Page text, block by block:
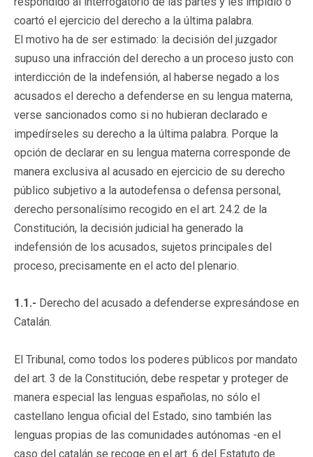
coartó el ejercicio del derecho a la última palabra.
El motivo ha de ser estimado: la decisión del juzgador
supuso una infracción del derecho a un proceso justo con
interdicción de la indefensión, al haberse negado a los
acusados el derecho a defenderse en su lengua materna,
verse sancionados como si no hubieran declarado e
impedírseles su derecho a la última palabra. Porque la
opción de declarar en su lengua materna corresponde de
manera exclusiva al acusado en ejercicio de su derecho
público subjetivo a la autodefensa o defensa personal,
derecho personalísimo recogido en el art. 24.2 de la
Constitución, la decisión judicial ha generado la
indefensión de los acusados, sujetos principales del
proceso, precisamente en el acto del plenario.
1.1.- Derecho del acusado a defenderse expresándose en
Catalán.
El Tribunal, como todos los poderes públicos por mandato
del art. 3 de la Constitución, debe respetar y proteger de
manera especial las lenguas españolas, no sólo el
castellano lengua oficial del Estado, sino también las
lenguas propias de las comunidades autónomas -en el
caso del catalán se recoge en el art. 6 del Estatuto de